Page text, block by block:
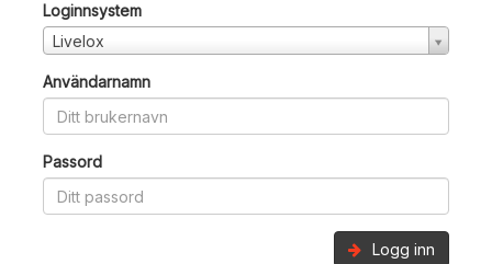
Loginnsystem
Livelox
Användarnamn
Passord
Logg inn